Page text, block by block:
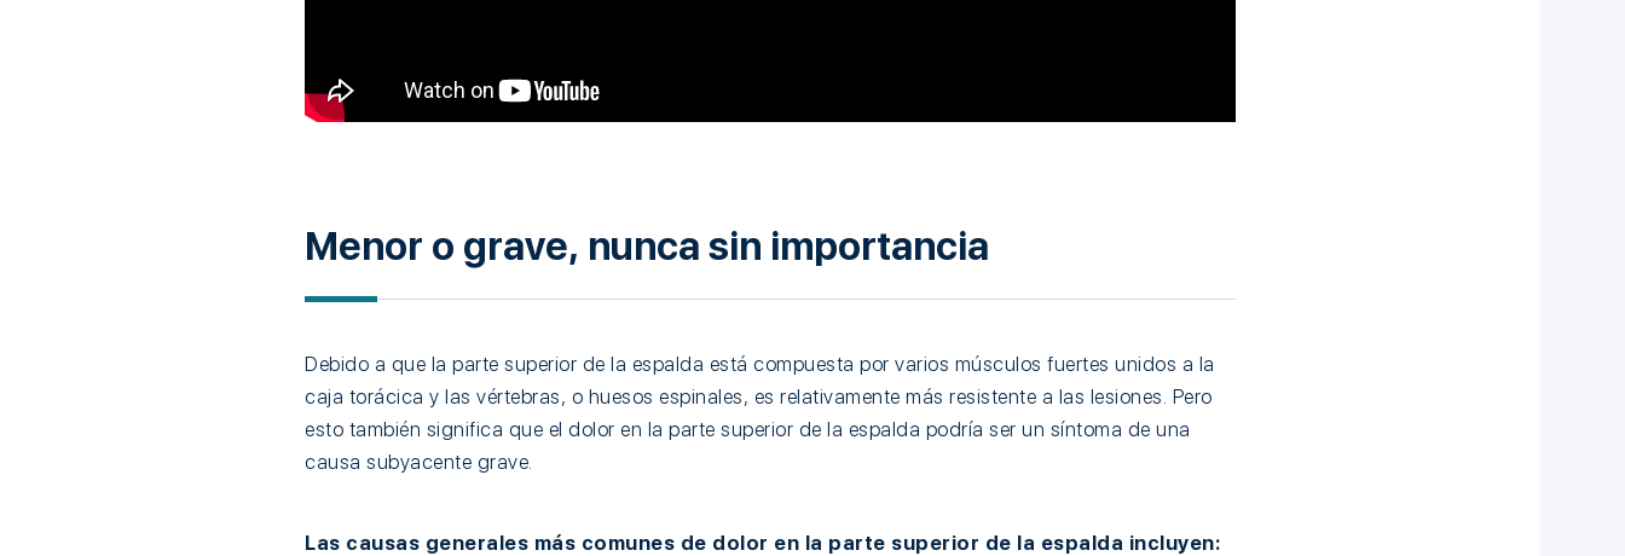
Menor o grave, nunca sin importancia
Debido a que la parte superior de la espalda está compuesta por varios músculos fuertes unidos a la
caja torácica y las vértebras, o huesos espinales, es relativamente más resistente a las lesiones. Pero
esto también significa que el dolor en la parte superior de la espalda podría ser un síntoma de una
causa subyacente grave.
Las causas generales más comunes de dolor en la parte superior de la espalda incluyen: